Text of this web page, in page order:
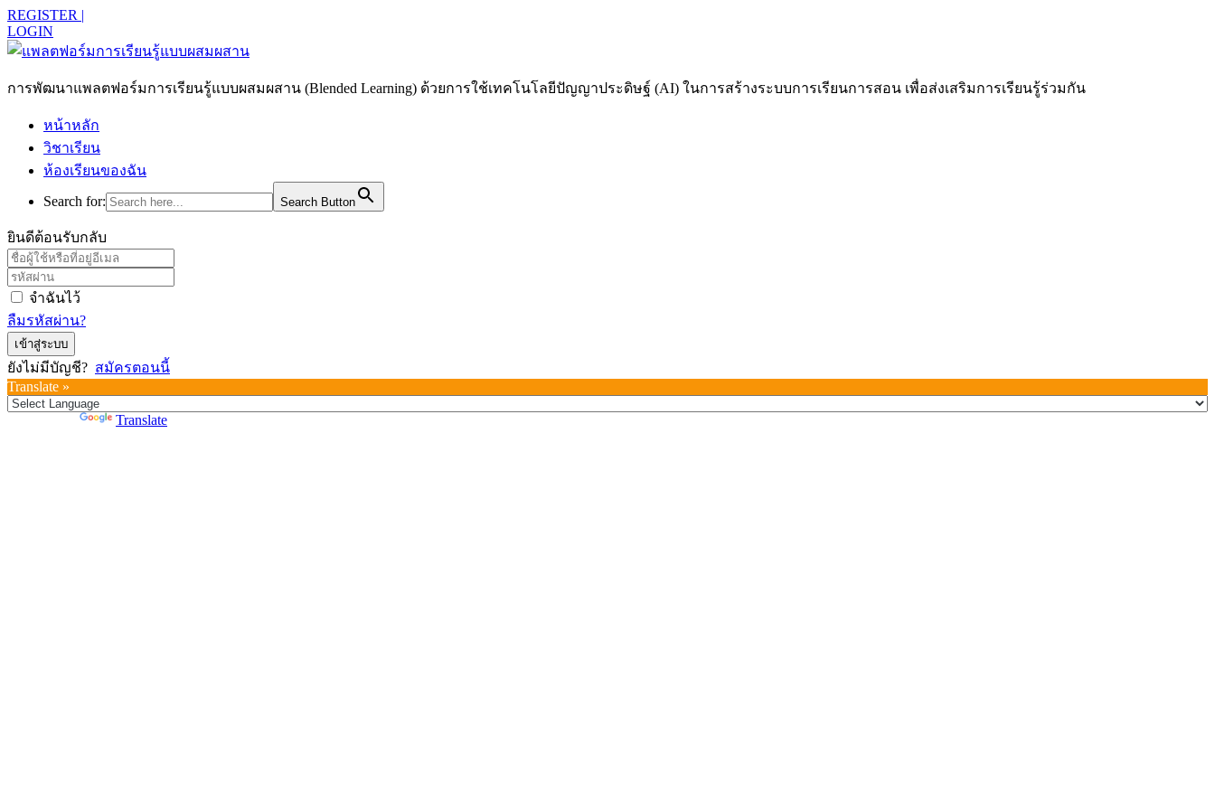
REGISTER |
LOGIN
การพัฒนาแพลตฟอร์มการเรียนรู้แบบผสมผสาน (Blended Learning) ด้วยการใช้เทคโนโลยีปัญญาประดิษฐ์ (AI) ในการสร้างระบบการเรียนการสอน เพื่อส่งเสริมการเรียนรู้ร่วมกัน
หน้าหลัก
วิชาเรียน
ห้องเรียนของฉัน
Search for:
Search Button
ยินดีต้อนรับกลับ
จำฉันไว้
ลืมรหัสผ่าน?
เข้าสู่ระบบ
ยังไม่มีบัญชี? สมัครตอนนี้
Translate »
Translate